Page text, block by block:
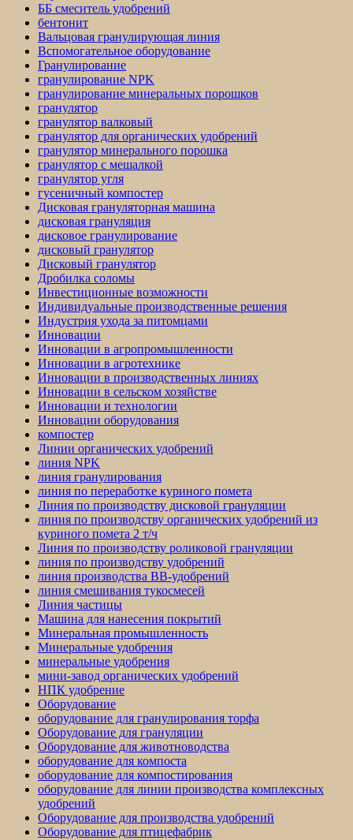
ББ смеситель удобрений
бентонит
Вальцовая гранулирующая линия
Вспомогательное оборудование
Гранулирование
гранулирование NPK
гранулирование минеральных порошков
гранулятор
гранулятор валковый
гранулятор для органических удобрений
гранулятор минерального порошка
гранулятор с мешалкой
гранулятор угля
гусеничный компостер
Дисковая грануляторная машина
дисковая грануляция
дисковое гранулирование
дисковый гранулятор
Дисковый гранулятор
Дробилка соломы
Инвестиционные возможности
Индивидуальные производственные решения
Индустрия ухода за питомцами
Инновации
Инновации в агропромышленности
Инновации в агротехнике
Инновации в производственных линиях
Инновации в сельском хозяйстве
Инновации и технологии
Инновации оборудования
компостер
Линии органических удобрений
линия NPK
линия гранулирования
линия по переработке куриного помета
Линия по производству дисковой грануляции
линия по производству органических удобрений из
куриного помета 2 т/ч
Линия по производству роликовой грануляции
линия по производству удобрений
линия производства BB-удобрений
линия смешивания тукосмесей
Линия частицы
Машина для нанесения покрытий
Минеральная промышленность
Минеральные удобрения
минеральные удобрения
мини-завод органических удобрений
НПК удобрение
Оборудование
оборудование для гранулирования торфа
Оборудование для грануляции
Оборудование для животноводства
оборудование для компоста
оборудование для компостирования
оборудование для линии производства комплексных
удобрений
Оборудование для производства удобрений
Оборудование для птицефабрик